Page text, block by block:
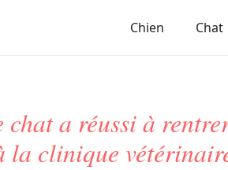
Chien Chat
chat a réussi à
la clinique